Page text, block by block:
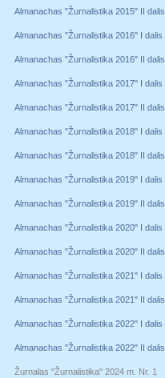
Almanachas "Žurnalistika 2015" II dalis
Almanachas "Žurnalistika 2016" I dalis
Almanachas "Žurnalistika 2016" II dalis
Almanachas "Žurnalistika 2017" I dalis
Almanachas "Žurnalistika 2017" II dalis
Almanachas "Žurnalistika 2018" I dalis
Almanachas "Žurnalistika 2018" II dalis
Almanachas "Žurnalistika 2019" I dalis
Almanachas "Žurnalistika 2019" II dalis
Almanachas "Žurnalistika 2020" I dalis
Almanachas "Žurnalistika 2020" II dalis
Almanachas "Žurnalistika 2021" I dalis
Almanachas "Žurnalistika 2021" II dalis
Almanachas "Žurnalistika 2022" I dalis
Almanachas "Žurnalistika 2022" II dalis
Žurnalas "Žurnalistika" 2024 m. Nr. 1